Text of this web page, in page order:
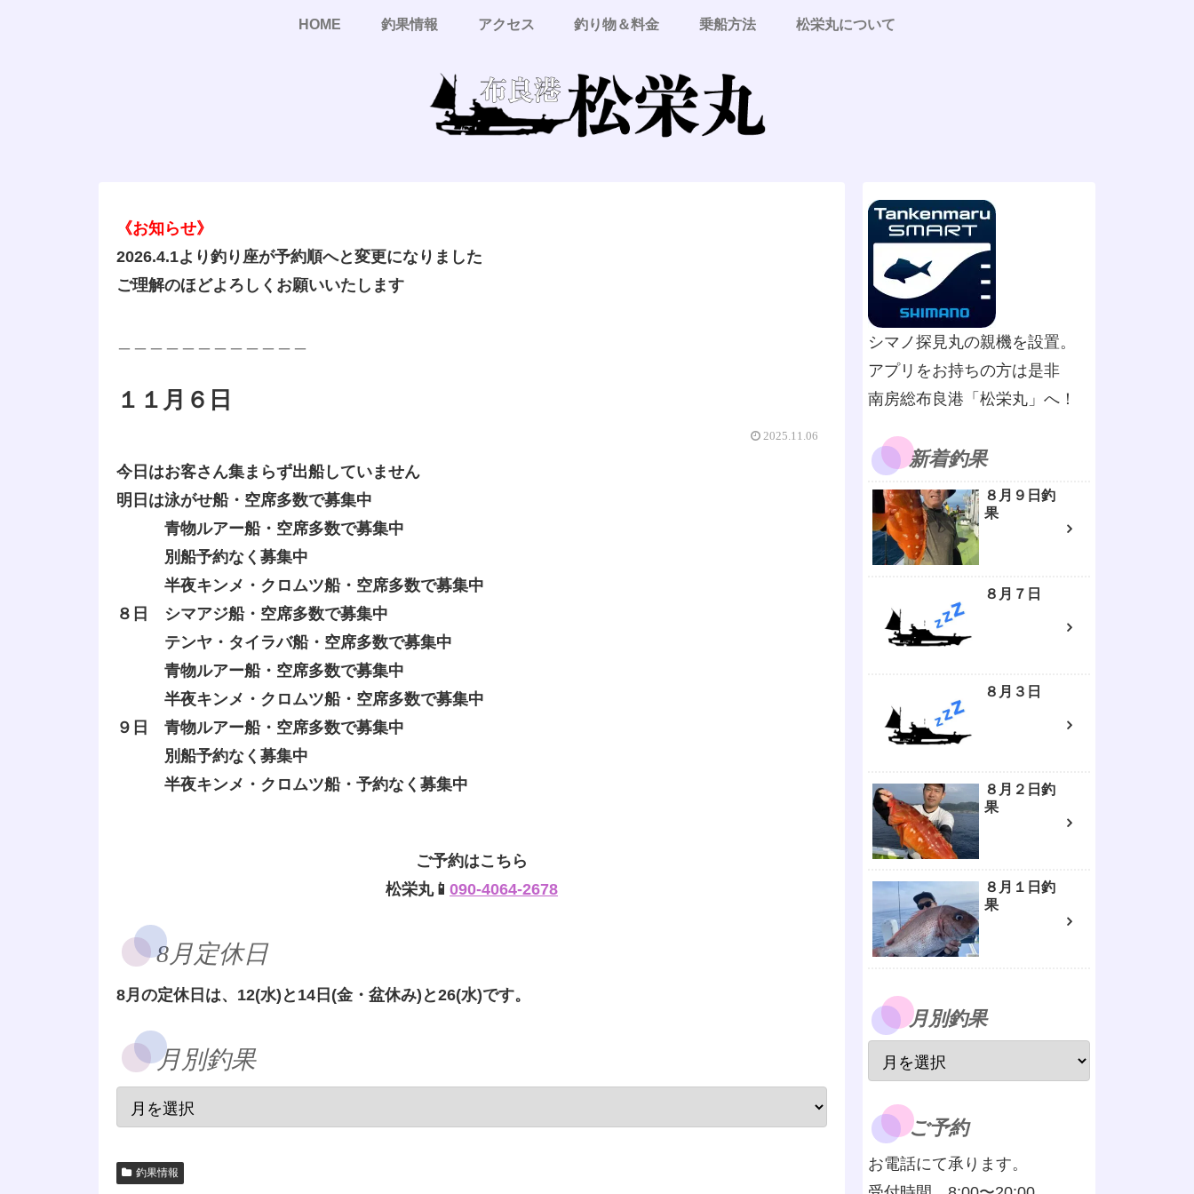
HOME 釣果情報 アクセス 釣り物＆料金 乗船方法 松栄丸について
《お知らせ》
2026.4.1より釣り座が予約順へと変更になりました
ご理解のほどよろしくお願いいたします
１１月６日
2025.11.06
今日はお客さん集まらず出船していません
明日は泳がせ船・空席多数で募集中
青物ルアー船・空席多数で募集中
別船予約なく募集中
半夜キンメ・クロムツ船・空席多数で募集中
８日 シマアジ船・空席多数で募集中
テンヤ・タイラバ船・空席多数で募集中
青物ルアー船・空席多数で募集中
半夜キンメ・クロムツ船・空席多数で募集中
９日 青物ルアー船・空席多数で募集中
別船予約なく募集中
半夜キンメ・クロムツ船・予約なく募集中
ご予約はこちら
松栄丸📱 090-4064-2678
8月定休日
8月の定休日は、12(水)と14日(金・盆休み)と26(水)です。
月別釣果
釣果情報
シマノ探見丸の親機を設置。
アプリをお持ちの方は是非
南房総布良港「松栄丸」へ！
新着釣果
８月９日釣
果
８月７日
８月３日
８月２日釣
果
８月１日釣
果
月別釣果
ご予約
お電話にて承ります。